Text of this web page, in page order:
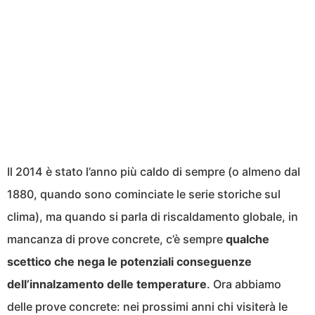
Il 2014 è stato l’anno più caldo di sempre (o almeno dal
1880, quando sono cominciate le serie storiche sul
clima), ma quando si parla di riscaldamento globale, in
mancanza di prove concrete, c’è sempre qualche
scettico che nega le potenziali conseguenze
dell’innalzamento delle temperature. Ora abbiamo
delle prove concrete: nei prossimi anni chi visiterà le